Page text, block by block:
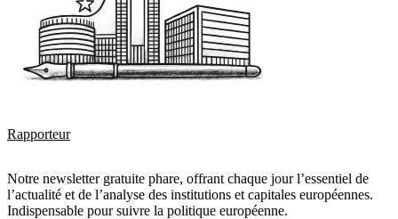
Rapporteur
Notre newsletter gratuite phare, offrant chaque jour l’essentiel de
l’actualité et de l’analyse des institutions et capitales européennes.
Indispensable pour suivre la politique européenne.